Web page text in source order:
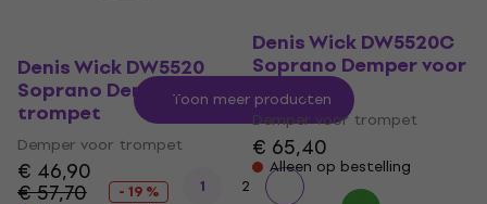
Denis Wick DW5520
Soprano Demper voor
trompet
Demper voor trompet
€ 46,90
€ 57,70
- 19 %
Denis Wick DW5520C
Soprano Demper voor
trompet
Demper voor trompet
€ 65,40
Alleen op bestelling
Toon meer producten
1 2